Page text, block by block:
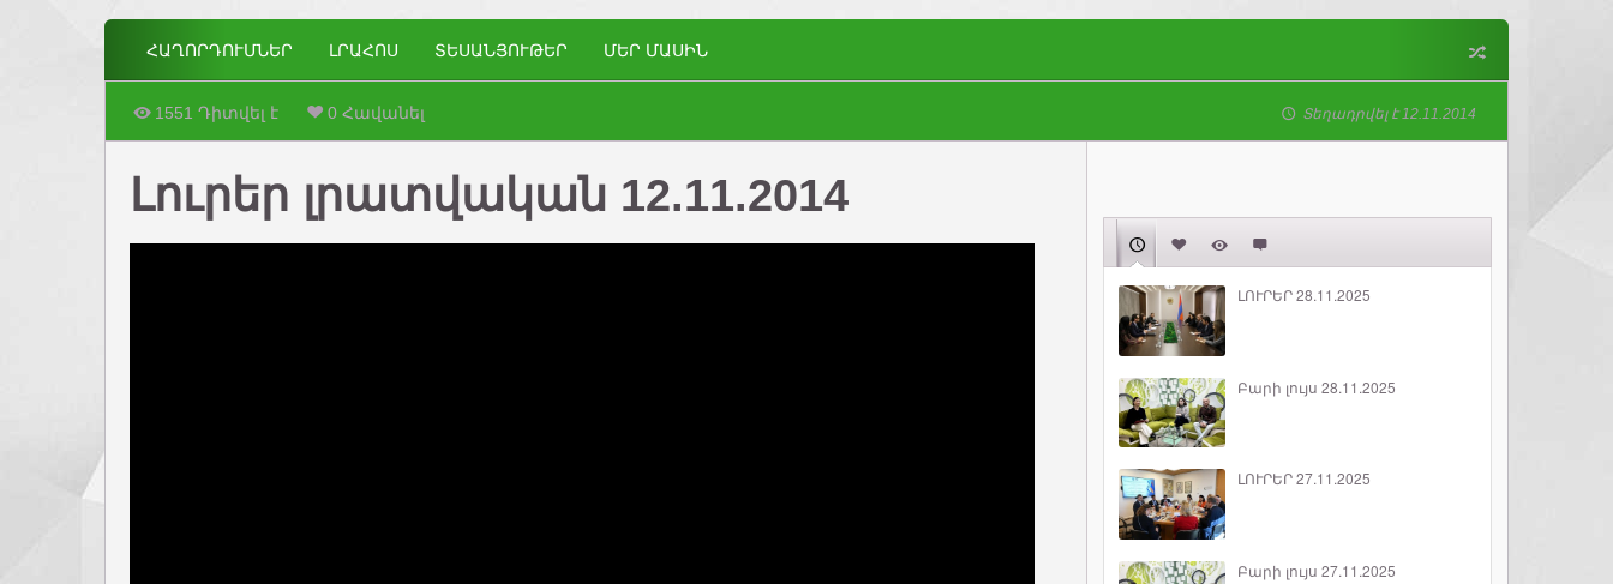
ՀԱՂՈՐԴՈՒՄՆԵՐ ԼՐԱՀՈՍ ՏԵՍԱՆՅՈՒԹԵՐ ՄԵՐ ՄԱՍԻՆ
1551 Դիտվել է 0 Հավանել Տեղադրվել է 12.11.2014
Լուրեր լրատվական 12.11.2014
ԼՈՒՐԵՐ 28.11.2025
Բարի լույս 28.11.2025
ԼՈՒՐԵՐ 27.11.2025
Բարի լույս 27.11.2025